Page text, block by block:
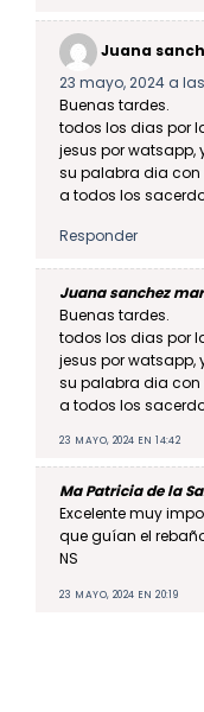
Juana
23 mayo, 2024 a
Buenas tardes.
todos los dias por
jesus por
su palabra dia con
a todos los
Responder
Juana sanchez
Buenas tardes.
todos los dias por
jesus por
su palabra dia con
a todos los
23 MAYO, 2024 EN 14:42
Ma Patricia de la
Excelente muy
que guían el
NS
23 MAYO, 2024 EN 20:19